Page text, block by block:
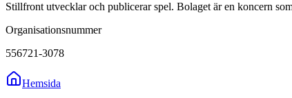
Stillfront utvecklar och publicerar spel. Bolaget är en koncern
Organisationsnummer
556721-3078
Hemsida